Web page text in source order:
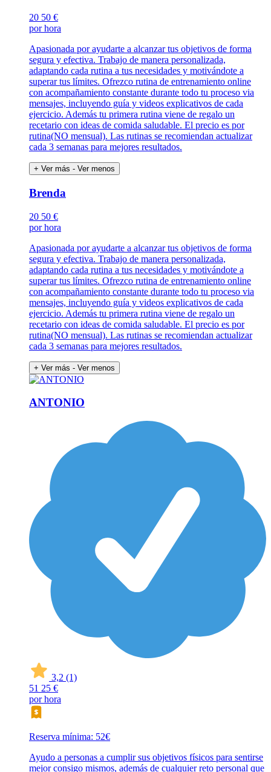
20 50 €
por hora
Apasionada por ayudarte a alcanzar tus objetivos de forma
segura y efectiva. Trabajo de manera personalizada,
adaptando cada rutina a tus necesidades y motivándote a
superar tus límites. Ofrezco rutina de entrenamiento online
con acompañamiento constante durante todo tu proceso via
mensajes, incluyendo guía y videos explicativos de cada
ejercicio. Además tu primera rutina viene de regalo un
recetario con ideas de comida saludable. El precio es por
rutina(NO mensual). Las rutinas se recomiendan actualizar
cada 3 semanas para mejores resultados.
+ Ver más - Ver menos
Brenda
20 50 €
por hora
Apasionada por ayudarte a alcanzar tus objetivos de forma
segura y efectiva. Trabajo de manera personalizada,
adaptando cada rutina a tus necesidades y motivándote a
superar tus límites. Ofrezco rutina de entrenamiento online
con acompañamiento constante durante todo tu proceso via
mensajes, incluyendo guía y videos explicativos de cada
ejercicio. Además tu primera rutina viene de regalo un
recetario con ideas de comida saludable. El precio es por
rutina(NO mensual). Las rutinas se recomiendan actualizar
cada 3 semanas para mejores resultados.
+ Ver más - Ver menos
ANTONIO
3,2 (1)
51 25 €
por hora
Reserva mínima: 52€
Ayudo a personas a cumplir sus objetivos físicos para sentirse
mejor consigo mismos, además de cualquier reto personal que